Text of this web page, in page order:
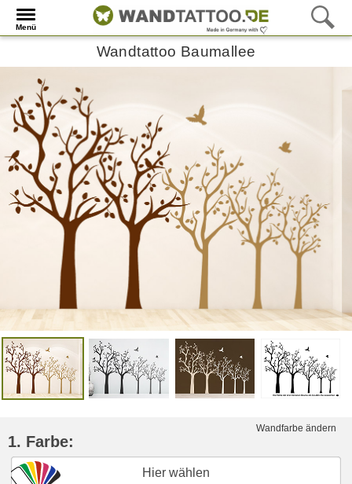
Menü
Wandtattoo Baumallee
Wandfarbe ändern
1. Farbe:
Hier wählen